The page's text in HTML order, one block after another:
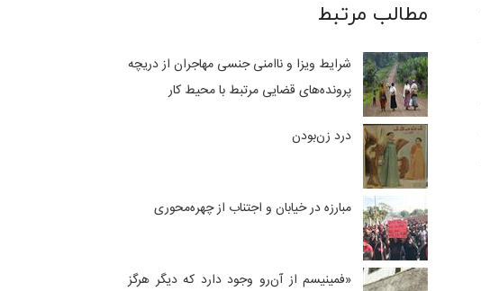
مطالب مرتبط
شرایط ویزا و ناامنی جنسی مهاجران از دریچه
پرونده‌های قضایی مرتبط با محیط کار
درد زن‌بودن
مبارزه در خیابان و اجتناب از چهره‌محوری
«فمینیسم از‌ آن‌رو وجود دارد که دیگر هرگز